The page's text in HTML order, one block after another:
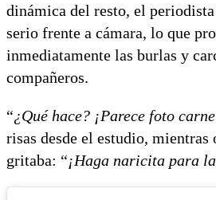
dinámica del resto, el
serio frente a cámara, lo que
inmediatamente las burlas y
compañeros.
“¿Qué hace? ¡Parece foto
risas desde el estudio, mientras
gritaba: “¡Haga naricita para